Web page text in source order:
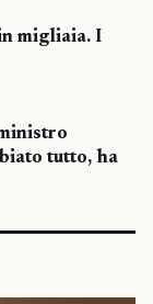
migliaia. I
tutto, ha